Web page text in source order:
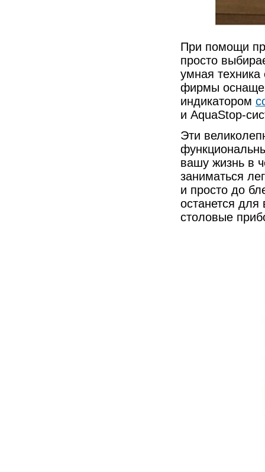
При помощи
просто
умная
фирмы
индикатором
и AquaStop-
Эти
вашу жизнь в
заниматься
и просто до
останется для
столовые